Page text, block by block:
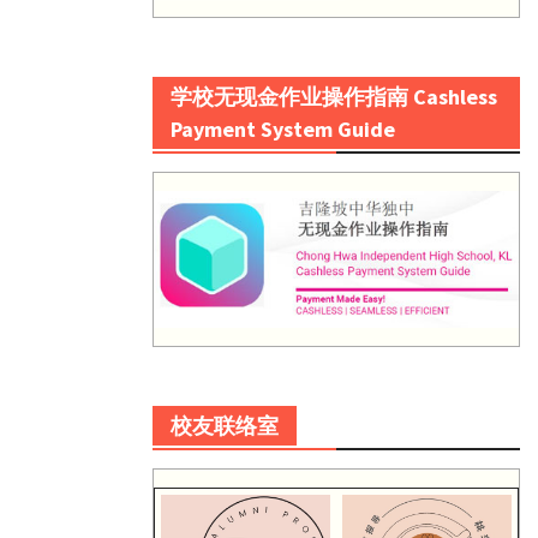
学校无现金作业操作指南 Cashless
Payment System Guide
校友联络室